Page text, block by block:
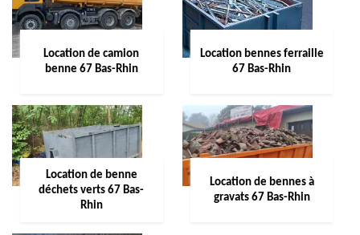
Location de camion
benne 67 Bas-Rhin
Location bennes ferraille
67 Bas-Rhin
Location de benne
déchets verts 67 Bas-
Rhin
Location de bennes à
gravats 67 Bas-Rhin